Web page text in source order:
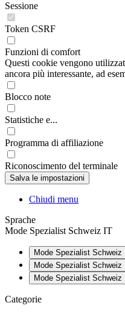
Sessione
Token CSRF
Funzioni di comfort
Questi cookie vengono
ancora più interessante, ad
Blocco note
Statistiche e...
Programma di affiliazione
Riconoscimento del terminale
Chiudi menu
Sprache
Mode Spezialist Schweiz IT
Mode Spezialist Schweiz
Mode Spezialist Schweiz
Mode Spezialist Schweiz
Categorie